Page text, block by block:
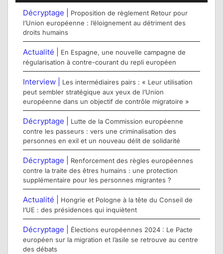
Décryptage |
Proposition de règlement Retour pour
l’Union européenne : l’éloignement au détriment des
droits humains
Actualité |
En Espagne, une nouvelle campagne de
régularisation à contre-courant du repli européen
Interview |
Les intermédiaires pairs : « Leur utilisation
peut sembler stratégique aux yeux de l’Union
européenne dans un objectif de contrôle migratoire »
Décryptage |
Lutte de la Commission européenne
contre les passeurs : vers une criminalisation des
personnes en exil et un nouveau délit de solidarité
Décryptage |
Renforcement des règles européennes
contre la traite des êtres humains : une protection
supplémentaire pour les personnes migrantes ?
Actualité |
Hongrie et Pologne à la tête du Conseil de
l’UE : des présidences qui inquiètent
Décryptage |
Élections européennes 2024 : Le Pacte
européen sur la migration et l’asile se retrouve au centre
des débats